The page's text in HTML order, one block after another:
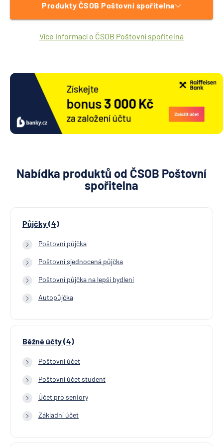
Produkty ČSOB Poštovní spořitelna
Více informací o ČSOB Poštovní spořitelna
Nabídka produktů od ČSOB Poštovní
spořitelna
Půjčky (4)
Poštovní půjčka
Poštovní sjednocená půjčka
Poštovní půjčka na lepší bydlení
Autopůjčka
Běžné účty (4)
Poštovní účet
Poštovní účet student
Účet pro seniory
Základní účet